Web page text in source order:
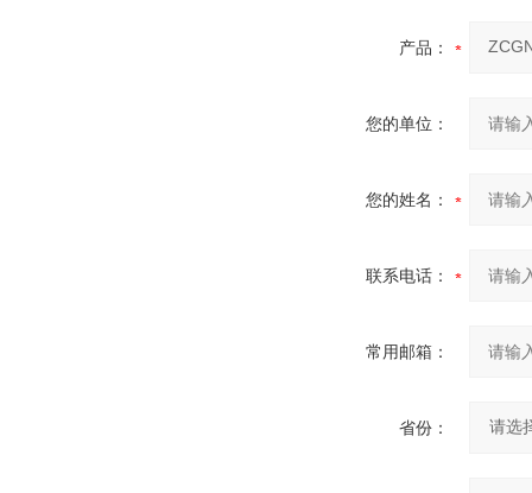
产品：
您的单位：
您的姓名：
联系电话：
常用邮箱：
省份：